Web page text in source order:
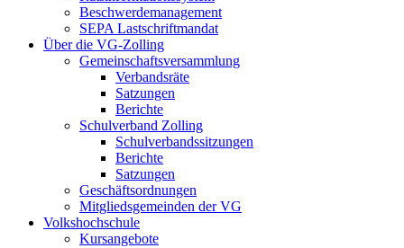
Beschwerdemanagement
SEPA Lastschriftmandat
Über die VG-Zolling
Gemeinschaftsversammlung
Verbandsräte
Satzungen
Berichte
Schulverband Zolling
Schulverbandssitzungen
Berichte
Satzungen
Geschäftsordnungen
Mitgliedsgemeinden der VG
Volkshochschule
Kursangebote